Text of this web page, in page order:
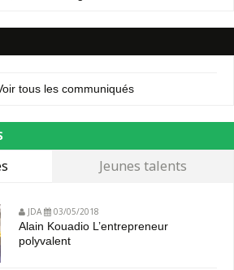
tous les communiqués
Jeunes talents
JDA 03/05/2018
Alain Kouadio L’entrepreneur
polyvalent